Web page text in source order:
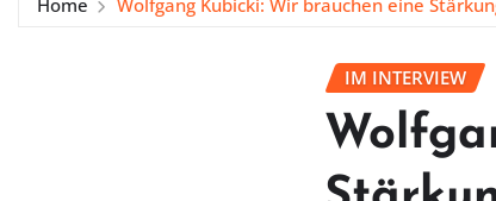
Home Wolfgang Kubicki: Wir brauchen eine
IM INTERVIEW